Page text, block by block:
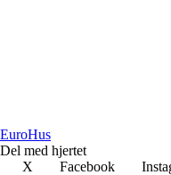
EuroHus
Del med hjertet
X
Facebook